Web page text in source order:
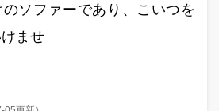
ソファーであり、こいつを
ませ